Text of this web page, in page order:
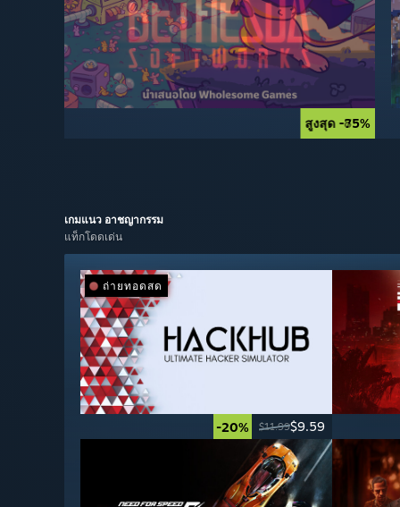
สูงสุด -75%
สูงสุด -85%
สูงสุด -90%
-34% $14.99
เกมแนว อาชญากรรม
แท็กโดดเด่น
-20% $11.99$9.59
ถ่ายทอดสด